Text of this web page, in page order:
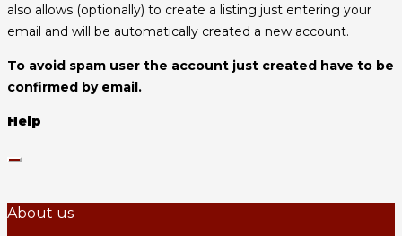
also allows (optionally) to create a listing just entering your
email and will be automatically created a new account.
To avoid spam user the account just created have to be
confirmed by email.
Help
About us